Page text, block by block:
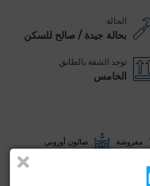
الحالة
بحالة جيدة / صالح للسكن
توجد الشقة بالطابق
الخامس
مفروشة صالون أوروبي